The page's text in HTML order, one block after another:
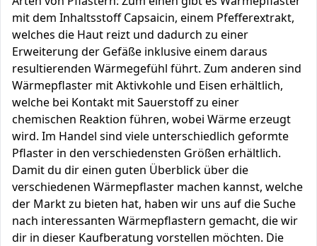
mit dem Inhaltsstoff Capsaicin, einem Pfefferextrakt,
welches die Haut reizt und dadurch zu einer
Erweiterung der Gefäße inklusive einem daraus
resultierenden Wärmegefühl führt. Zum anderen sind
Wärmepflaster mit Aktivkohle und Eisen erhältlich,
welche bei Kontakt mit Sauerstoff zu einer
chemischen Reaktion führen, wobei Wärme erzeugt
wird. Im Handel sind viele unterschiedlich geformte
Pflaster in den verschiedensten Größen erhältlich.
Damit du dir einen guten Überblick über die
verschiedenen Wärmepflaster machen kannst, welche
der Markt zu bieten hat, haben wir uns auf die Suche
nach interessanten Wärmepflastern gemacht, die wir
dir in dieser Kaufberatung vorstellen möchten. Die